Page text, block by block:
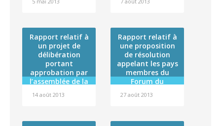
la Constitution soit
française de la
établie entre la
Polynésie
française et
l’Agence de la
biomédecine
Rapport relatif à
un projet de
délibération
portant
approbation par
l’assemblée de la
française de la
14 août 2013
Rapport relatif à
une proposition
de résolution
appelant les pays
membres du
Forum du
action concertée
27 août 2013